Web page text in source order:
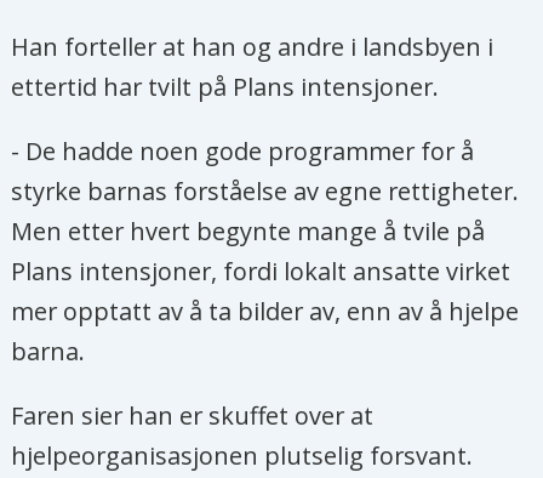
Han forteller at han og andre i landsbyen i
ettertid har tvilt på Plans intensjoner.
- De hadde noen gode programmer for å
styrke barnas forståelse av egne rettigheter.
Men etter hvert begynte mange å tvile på
Plans intensjoner, fordi lokalt ansatte virket
mer opptatt av å ta bilder av, enn av å hjelpe
barna.
Faren sier han er skuffet over at
hjelpeorganisasjonen plutselig forsvant.